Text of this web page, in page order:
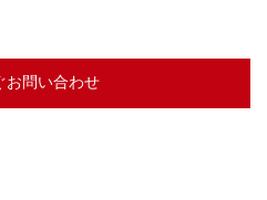
お問い合わせ